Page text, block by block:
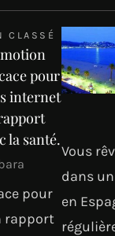
CLASSÉ
pour
internet
la santé.
pour
rapport
Vous
dans
en